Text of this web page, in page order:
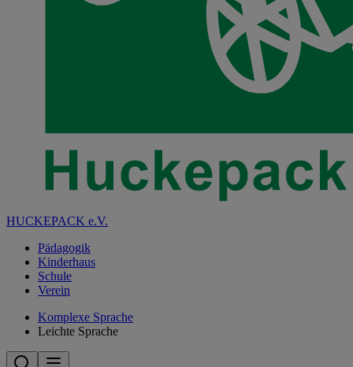
HUCKEPACK e.V.
Pädagogik
Kinderhaus
Schule
Verein
Komplexe Sprache
Leichte Sprache